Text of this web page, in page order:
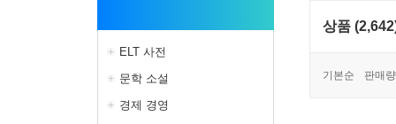
ELT 사전
문학 소설
경제 경영
상품
기본순 판매